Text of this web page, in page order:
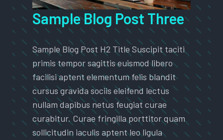
Sample Blog Post Three
Sample Blog Post H2 Title Suscipit taciti
primis tempor sagittis euismod libero
facilisi aptent elementum felis blandit
cursus gravida sociis eleifend lectus
nullam dapibus netus feugiat curae
curabitur. Curae fringilla porttitor quam
sollicitudin iaculis aptent leo ligula